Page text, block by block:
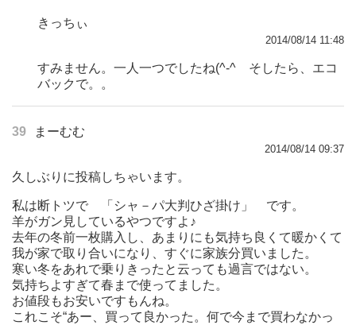
きっちぃ
2014/08/14 11:48
すみません。一人一つでしたね(^-^ゞそしたら、エコ
バックで。。
39 まーむむ
2014/08/14 09:37
久しぶりに投稿しちゃいます。
私は断トツで 「シャ－パ大判ひざ掛け」 です。
羊がガン見しているやつですよ♪
去年の冬前一枚購入し、あまりにも気持ち良くて暖かくて
我が家で取り合いになり、すぐに家族分買いました。
寒い冬をあれで乗りきったと云っても過言ではない。
気持ちよすぎて春まで使ってました。
お値段もお安いですもんね。
これこそ“あー、買って良かった。何で今まで買わなかっ